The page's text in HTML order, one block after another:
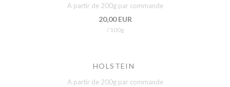
A partir de 200g par commande
20,00 EUR
/ 100g
HOLSTEIN
A partir de 200g par commande